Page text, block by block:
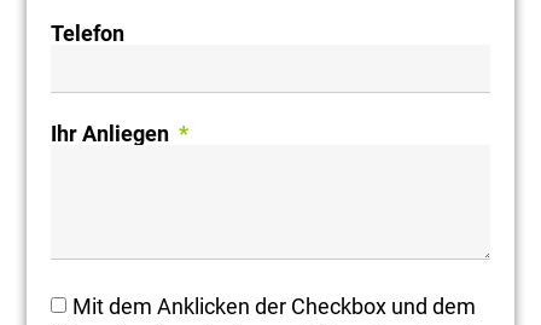
Telefon
Ihr Anliegen
Mit dem Anklicken der Checkbox und dem